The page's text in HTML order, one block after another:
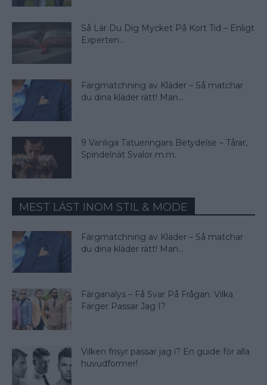
Så Lär Du Dig Mycket På Kort Tid – Enligt
Experten...
Färgmatchning av Kläder – Så matchar
du dina kläder rätt! Man...
9 Vanliga Tatueringars Betydelse – Tårar,
Spindelnät Svalor m.m.
MEST LÄST INOM STIL & MODE
Färgmatchning av Kläder – Så matchar
du dina kläder rätt! Man...
Färganalys – Få Svar På Frågan: Vilka
Färger Passar Jag I?
Vilken frisyr passar jag i? En guide för alla
huvudformer!